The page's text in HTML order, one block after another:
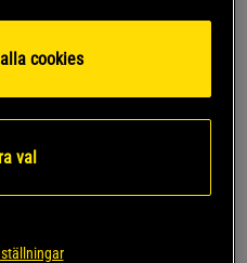
cookies
val